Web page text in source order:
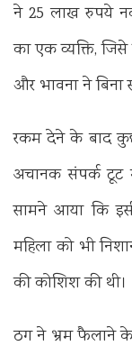
ने 25 लाख रुपये
का एक व्यक्ति,
और भावना ने बिना
रकम देने के बाद
अचानक संपर्क टूट
सामने आया कि
महिला को भी
की कोशिश की थी।
ठग ने भ्रम फैलाने